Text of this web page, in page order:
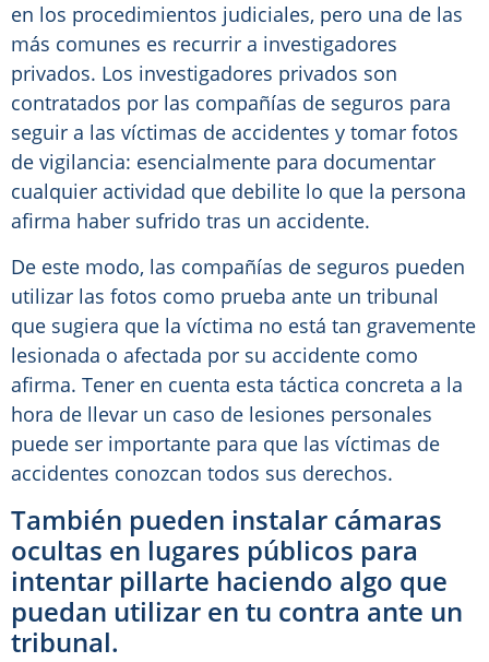
en los procedimientos judiciales, pero una de las
más comunes es recurrir a investigadores
privados. Los investigadores privados son
contratados por las compañías de seguros para
seguir a las víctimas de accidentes y tomar fotos
de vigilancia: esencialmente para documentar
cualquier actividad que debilite lo que la persona
afirma haber sufrido tras un accidente.
De este modo, las compañías de seguros pueden
utilizar las fotos como prueba ante un tribunal
que sugiera que la víctima no está tan gravemente
lesionada o afectada por su accidente como
afirma. Tener en cuenta esta táctica concreta a la
hora de llevar un caso de lesiones personales
puede ser importante para que las víctimas de
accidentes conozcan todos sus derechos.
También pueden instalar cámaras
ocultas en lugares públicos para
intentar pillarte haciendo algo que
puedan utilizar en tu contra ante un
tribunal.